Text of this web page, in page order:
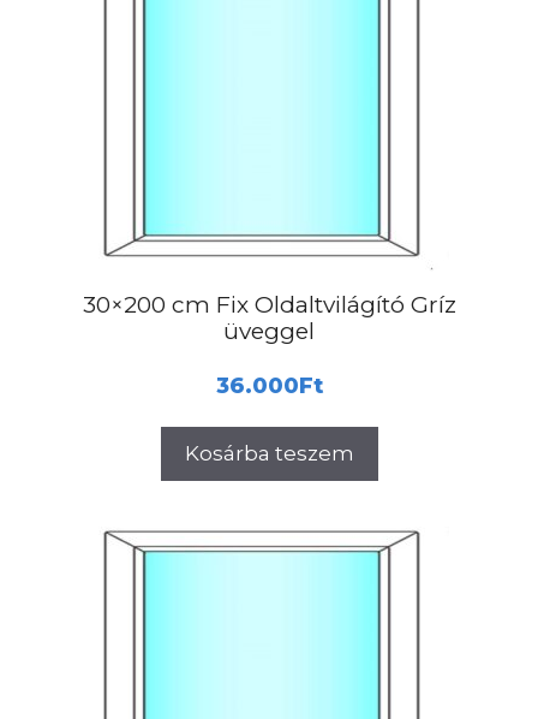
30×200 cm Fix Oldaltvilágító Gríz
üveggel
36.000Ft
Kosárba teszem